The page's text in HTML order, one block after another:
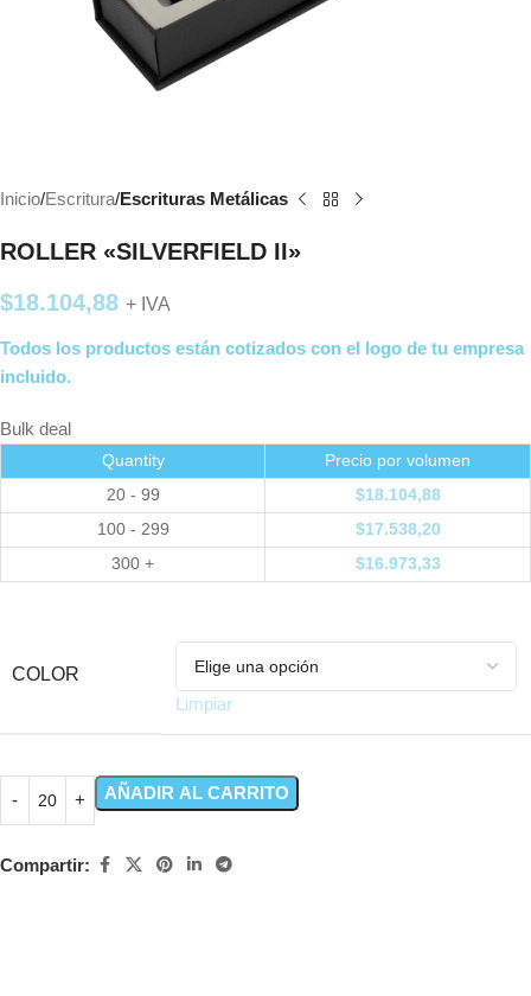
Inicio Escritura Escrituras Metálicas
ROLLER «SILVERFIELD II»
$18.104,88 + IVA
Todos los productos están cotizados con el logo de tu empresa
incluido.
Bulk deal
Quantity
Precio por volumen
20 - 99
$18.104,88
100 - 299
$17.538,20
300 +
$16.973,33
COLOR
Limpiar
AÑADIR AL CARRITO
Compartir: